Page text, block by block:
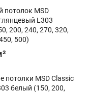
потолок MSD
L303
200, 240, 270, 320,
500)
потолки MSD Classic
белый (150, 200,